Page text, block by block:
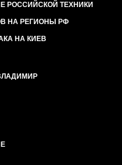
РОССИЙСКОЙ ТЕХНИКИ
НА РЕГИОНЫ РФ
НА КИЕВ